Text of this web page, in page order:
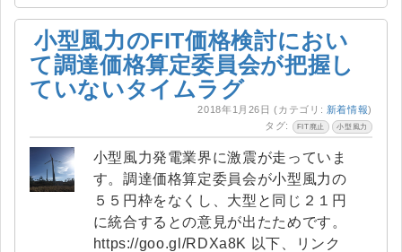
小型風力のFIT価格検討におい
て調達価格算定委員会が把握し
ていないタイムラグ
2018年1月26日 (カテゴリ: 新着情報)
タグ:
FIT廃止 小型風力
小型風力発電業界に激震が走っていま
す。調達価格算定委員会が小型風力の
５５円枠をなくし、大型と同じ２１円
に統合するとの意見が出たためです。
https://goo.gl/RDXa8K 以下、リンク